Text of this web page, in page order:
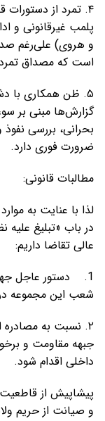
۴. تمرد از
پلمب غیرقانونی و
و هروی) علی‌رغم
است که مصداق
۵. ظن همکاری با
گزارش‌ها مبنی بر
بحرانی، بررسی
ضرورت فوری دارد.
مطالبات قانونی:
لذا با عنایت به
در باب «تبلیغ علیه
عالی تقاضا داریم:
1. دستور عاجل
شعب این مجموعه
۲. نسبت به مصادره
جبهه مقاومت و
داخلی اقدام شود.
پیشاپیش از قاطعیت
و صیانت از حریم